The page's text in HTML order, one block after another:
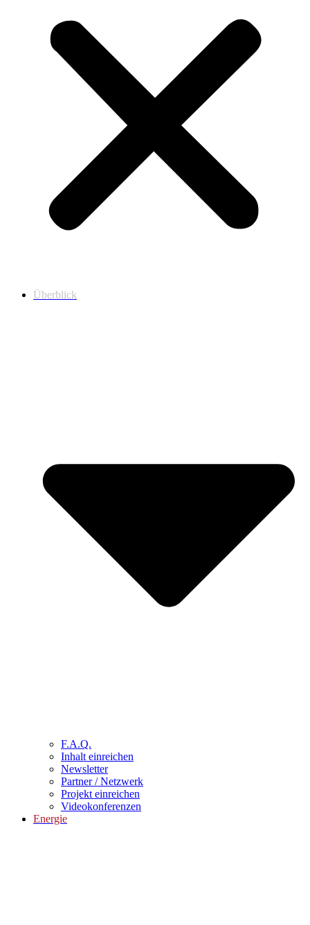
Überblick
F.A.Q.
Inhalt einreichen
Newsletter
Partner / Netzwerk
Projekt einreichen
Videokonferenzen
Energie